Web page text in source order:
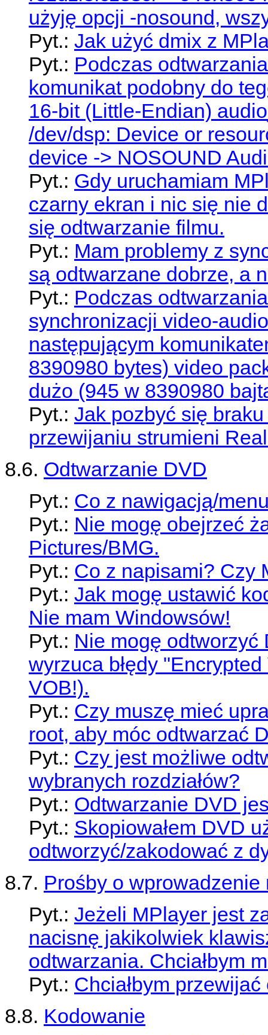
użyję opcji -nosound,
Pyt.: Jak użyć dmix z
Pyt.: Podczas
komunikat podobny do
16-bit (Little-Endian)
/dev/dsp: Device or
device -> NOSOUND
Pyt.: Gdy uruchamiam
czarny ekran i nic się nie
się odtwarzanie filmu.
Pyt.: Mam problemy z
są odtwarzane dobrze, a
Pyt.: Podczas
synchronizacji video-
następującym
8390980 bytes) video
dużo (945 w 8390980
Pyt.: Jak pozbyć się
przewijaniu strumieni
8.6. Odtwarzanie DVD
Pyt.: Co z nawigacją/
Pyt.: Nie mogę obejrzeć
Pictures/BMG.
Pyt.: Co z napisami? Czy
Pyt.: Jak mogę ustawić
Nie mam Windowsów!
Pyt.: Nie mogę odtworzyć
wyrzuca błędy
VOB!).
Pyt.: Czy muszę mieć
root, aby móc odtwarzać
Pyt.: Czy jest możliwe
wybranych rozdziałów?
Pyt.: Odtwarzanie DVD
Pyt.: Skopiowałem DVD
odtworzyć/zakodować z
8.7. Prośby o
Pyt.: Jeżeli MPlayer jest
nacisnę jakikolwiek
odtwarzania. Chciałbym
Pyt.: Chciałbym
8.8. Kodowanie